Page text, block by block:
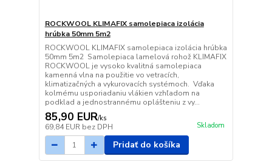
ROCKWOOL KLIMAFIX samolepiaca izolácia
hrúbka 50mm 5m2
ROCKWOOL KLIMAFIX samolepiaca izolácia hrúbka
50mm 5m2 Samolepiaca lamelová rohož KLIMAFIX
ROCKWOOL je vysoko kvalitná samolepiaca
kamenná vlna na použitie vo vetracích,
klimatizačných a vykurovacích systémoch. Vďaka
kolmému usporiadaniu vlákien vzhľadom na
podklad a jednostrannému oplášteniu z vy...
85,90 EUR/ks
69,84 EUR bez DPH Skladom
Pridať do košíka